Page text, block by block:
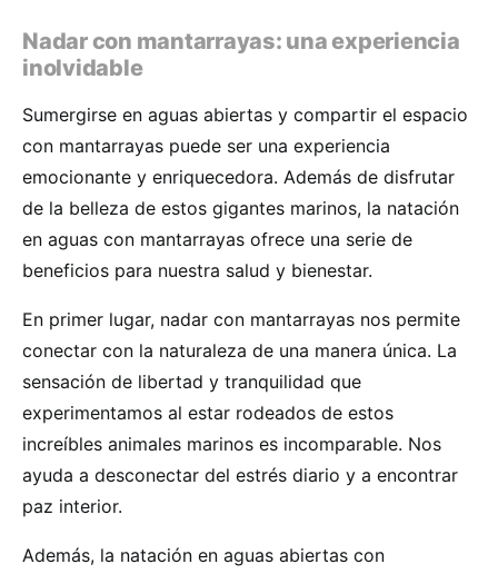
Nadar con mantarrayas: una experiencia
inolvidable
Sumergirse en aguas abiertas y compartir el espacio
con mantarrayas puede ser una experiencia
emocionante y enriquecedora. Además de disfrutar
de la belleza de estos gigantes marinos, la natación
en aguas con mantarrayas ofrece una serie de
beneficios para nuestra salud y bienestar.
En primer lugar, nadar con mantarrayas nos permite
conectar con la naturaleza de una manera única. La
sensación de libertad y tranquilidad que
experimentamos al estar rodeados de estos
increíbles animales marinos es incomparable. Nos
ayuda a desconectar del estrés diario y a encontrar
paz interior.
Además, la natación en aguas abiertas con